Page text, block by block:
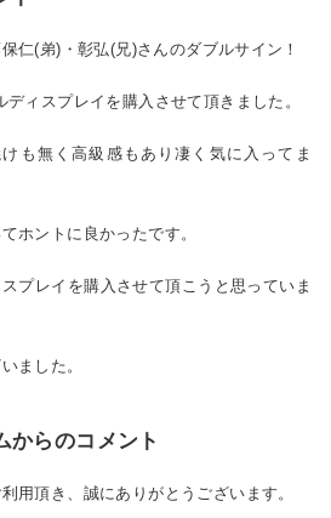
仁(弟)・彰弘(兄)さんのダブルサイン！
ィスプレイを購入させて頂きました。
も無く高級感もあり凄く気に入ってま
ホントに良かったです。
プレイを購入させて頂こうと思っていま
ました。
からのコメント
用頂き、誠にありがとうございます。